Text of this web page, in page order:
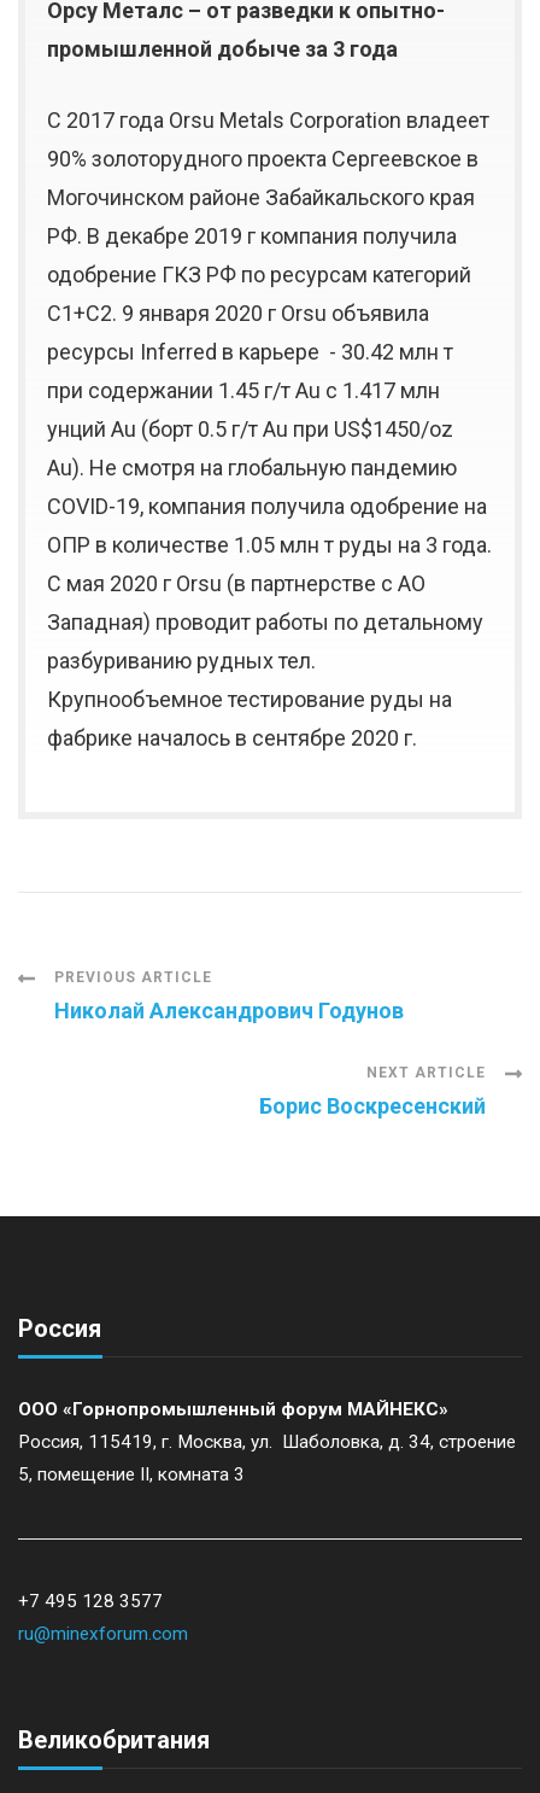
Орсу Металс – от разведки к опытно-
промышленной добыче за 3 года
С 2017 года Orsu Metals Corporation владеет
90% золоторудного проекта Сергеевское в
Могочинском районе Забайкальского края
РФ. В декабре 2019 г компания получила
одобрение ГКЗ РФ по ресурсам категорий
С1+С2. 9 января 2020 г Orsu объявила
ресурсы Inferred в карьере - 30.42 млн т
при содержании 1.45 г/т Au с 1.417 млн
унций Au (борт 0.5 г/т Au при US$1450/oz
Au). Не смотря на глобальную пандемию
COVID-19, компания получила одобрение на
ОПР в количестве 1.05 млн т руды на 3 года.
С мая 2020 г Orsu (в партнерстве с AO
Западная) проводит работы по детальному
разбуриванию рудных тел.
Крупнообъемное тестирование руды на
фабрике началось в сентябре 2020 г.
Post
PREVIOUS ARTICLE
Николай Александрович Годунов
NEXT ARTICLE
Борис Воскресенский
Россия
ООО «Горнопромышленный форум МАЙНЕКС»
Россия, 115419, г. Москва, ул. Шаболовка, д. 34, строение
5, помещение II, комната 3
+7 495 128 3577
ru@minexforum.com
Великобритания